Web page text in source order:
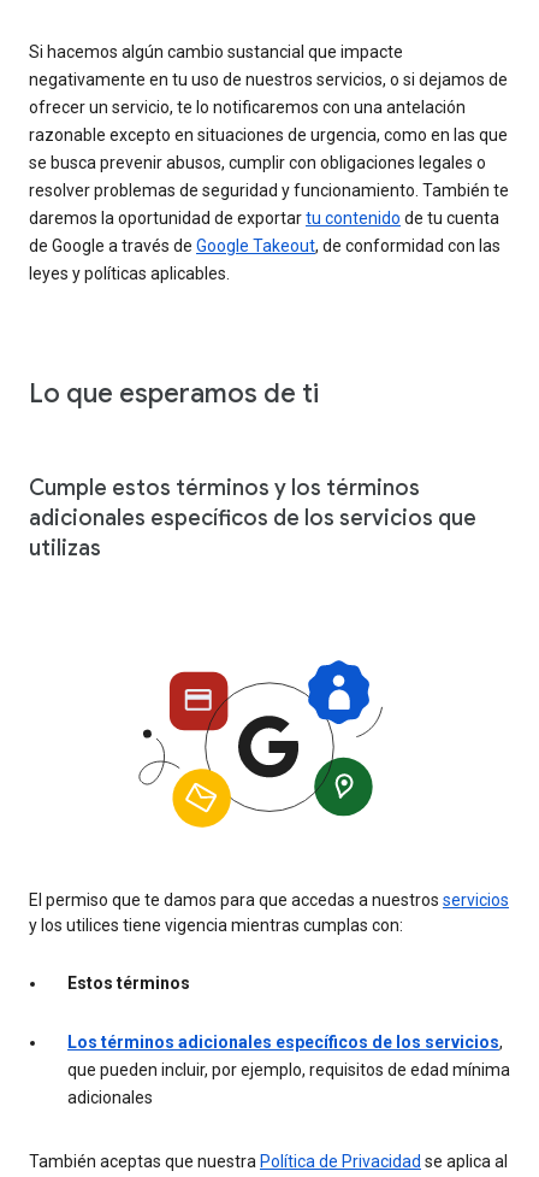
Si hacemos algún cambio sustancial que impacte
negativamente en tu uso de nuestros servicios, o si dejamos de
ofrecer un servicio, te lo notificaremos con una antelación
razonable excepto en situaciones de urgencia, como en las que
se busca prevenir abusos, cumplir con obligaciones legales o
resolver problemas de seguridad y funcionamiento. También te
daremos la oportunidad de exportartu contenido de tu cuenta
de Google a través de Google Takeout, de conformidad con las
leyes y políticas aplicables.
Lo que esperamos de ti
Cumple estos términos y los términos
adicionales específicos de los servicios que
utilizas
El permiso que te damos para que accedas a nuestros servicios
y los utilices tiene vigencia mientras cumplas con:
Estos términos
Los términos adicionales específicos de los servicios,
que pueden incluir, por ejemplo, requisitos de edad mínima
adicionales
También aceptas que nuestra Política de Privacidad se aplica al